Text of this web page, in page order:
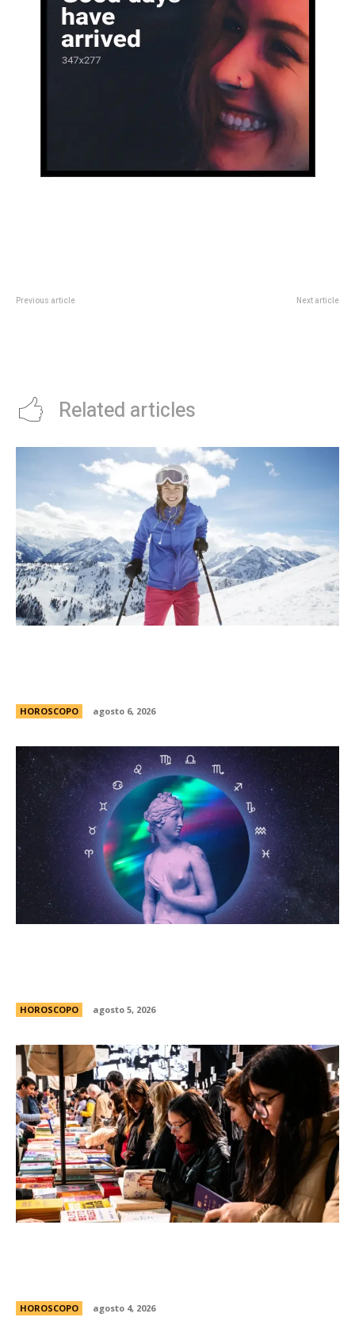
Previous article Next article
Related articles
HOROSCOPO agosto 6, 2026
HOROSCOPO agosto 5, 2026
HOROSCOPO agosto 4, 2026